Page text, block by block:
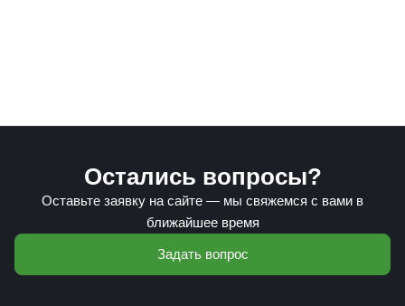
Остались вопросы?
Оставьте заявку на сайте — мы свяжемся с вами в
ближайшее время
Задать вопрос